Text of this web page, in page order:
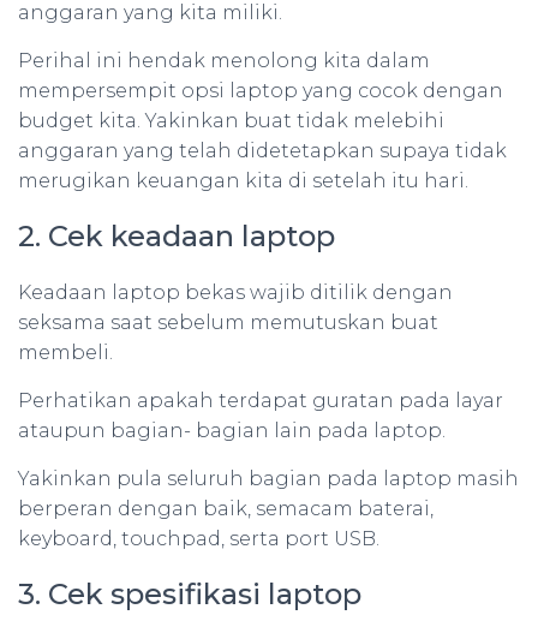
anggaran yang kita miliki.
Perihal ini hendak menolong kita dalam
mempersempit opsi laptop yang cocok dengan
budget kita. Yakinkan buat tidak melebihi
anggaran yang telah didetetapkan supaya tidak
merugikan keuangan kita di setelah itu hari.
2. Cek keadaan laptop
Keadaan laptop bekas wajib ditilik dengan
seksama saat sebelum memutuskan buat
membeli.
Perhatikan apakah terdapat guratan pada layar
ataupun bagian- bagian lain pada laptop.
Yakinkan pula seluruh bagian pada laptop masih
berperan dengan baik, semacam baterai,
keyboard, touchpad, serta port USB.
3. Cek spesifikasi laptop